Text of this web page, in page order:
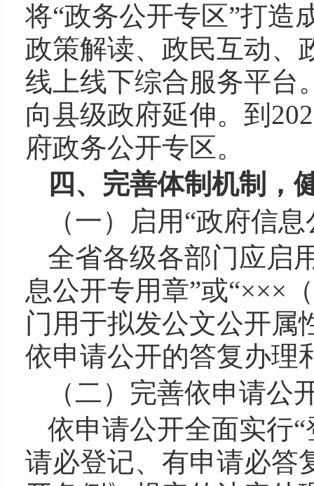
将“政务公开专区”打造
政策解读、政民互动、
线上线下综合服务平
向县级政府延伸。到
府政务公开专区。
四、完善体制机制，
（一）启用“政府信
全省各级各部门应启
息公开专用章”或“×××
门用于拟发公文公开属
依申请公开的答复办理
（二）完善依申请公
依申请公开全面实行
请必登记、有申请必答